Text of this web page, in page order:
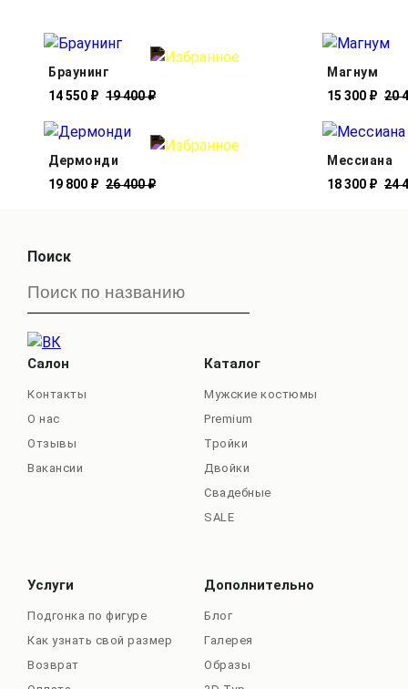
Браунинг
14 550 ₽ 19 400 ₽
Магнум
15 300 ₽ 20
Дермонди
19 800 ₽ 26 400 ₽
Мессиана
18 300 ₽ 24
Поиск
Салон
Контакты
О нас
Отзывы
Вакансии
Каталог
Мужские костюмы
Premium
Тройки
Двойки
Свадебные
SALE
Услуги
Подгонка по фигуре
Как узнать свой размер
Возврат
Дополнительно
Блог
Галерея
Образы